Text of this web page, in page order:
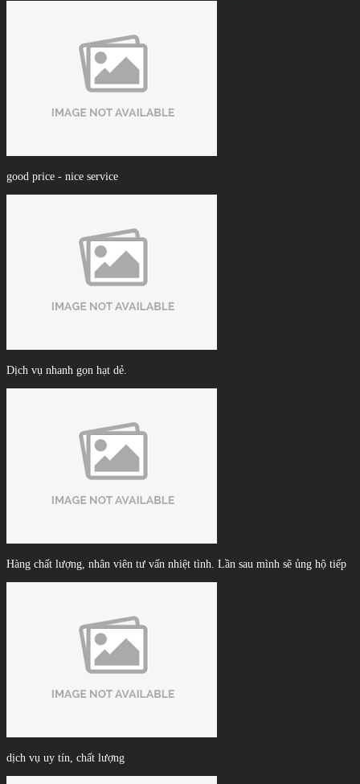
good price - nice service
Dịch vụ nhanh gọn hạt dẻ.
Hàng chất lượng, nhân viên tư vấn nhiệt tình. Lần sau mình sẽ ủng hộ tiếp
dịch vụ uy tín, chất lượng